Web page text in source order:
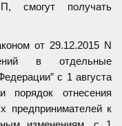
смогут получать
от 29.12.2015 N
в отдельные
с 1 августа
порядок отнесения
предпринимателей к